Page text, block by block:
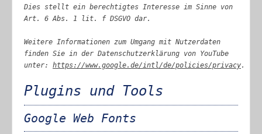
Dies stellt ein berechtigtes Interesse im Sinne von
Art. 6 Abs. 1 lit. f DSGVO dar.
Weitere Informationen zum Umgang mit Nutzerdaten
finden Sie in der Datenschutzerklärung von YouTube
unter: https://www.google.de/intl/de/policies/privacy.
Plugins und Tools
Google Web Fonts